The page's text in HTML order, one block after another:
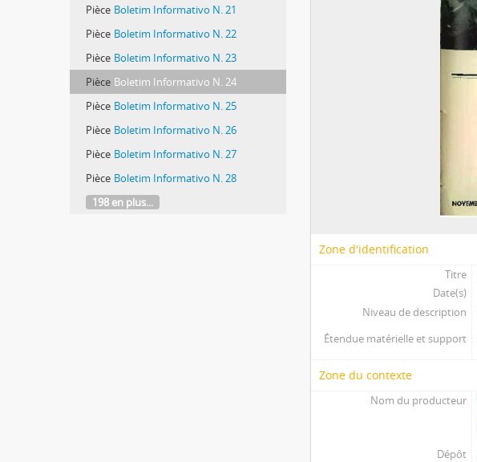
Pièce Boletim Informativo N. 21
Pièce Boletim Informativo N. 22
Pièce Boletim Informativo N. 23
Pièce Boletim Informativo N. 24
Pièce Boletim Informativo N. 25
Pièce Boletim Informativo N. 26
Pièce Boletim Informativo N. 27
Pièce Boletim Informativo N. 28
198 en plus...
Zone d'identification
Titre
Date(s)
Niveau de description
Étendue matérielle et support
Zone du contexte
Nom du producteur
Dépôt